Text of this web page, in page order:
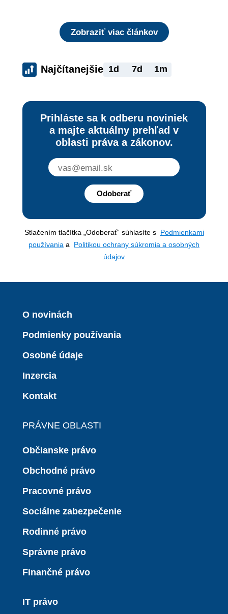
Zobraziť viac článkov
Najčítanejšie 1d 7d 1m
Prihláste sa k odberu noviniek
a majte aktuálny prehľad v
oblasti práva a zákonov.
Odoberať
Stlačením tlačítka „Odoberať“ súhlasíte s Podmienkami
používania a Politikou ochrany súkromia a osobných
údajov
O novinách
Podmienky používania
Osobné údaje
Inzercia
Kontakt
PRÁVNE OBLASTI
Občianske právo
Obchodné právo
Pracovné právo
Sociálne zabezpečenie
Rodinné právo
Správne právo
Finančné právo
IT právo